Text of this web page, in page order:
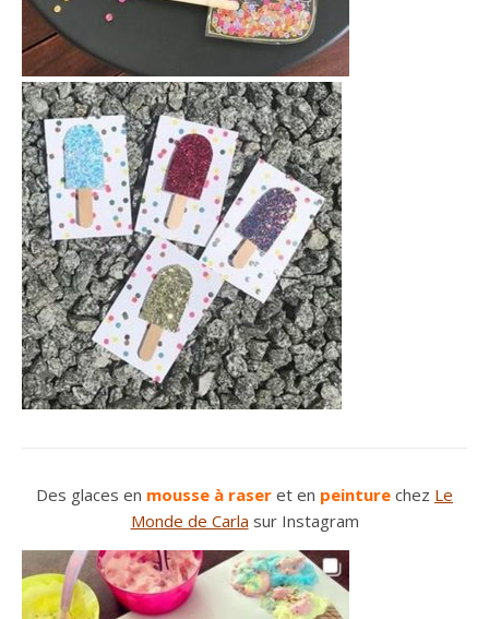
Des glaces en mousse à raser et en peinture chez Le
Monde de Carla sur Instagram